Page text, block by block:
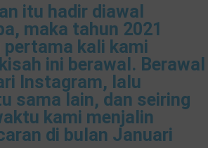
itu hadir diawal
maka tahun 2021
kali kami
ini berawal. Berawal
Instagram, lalu
sama lain, dan seiring
kami menjalin
di bulan Januari